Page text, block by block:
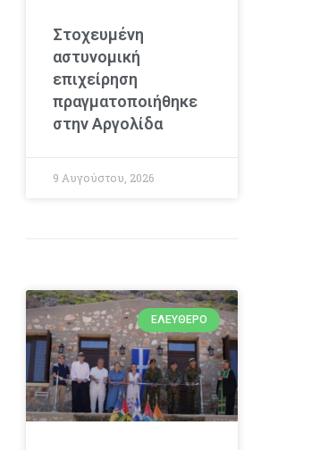
Στοχευμένη
αστυνομική
επιχείρηση
πραγματοποιήθηκε
στην Αργολίδα
9 Αυγούστου, 2026
ΕΛΕΎΘΕΡΟ